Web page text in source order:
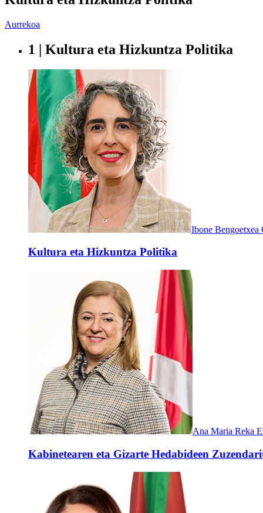
Aurrekoa
1 | Kultura eta Hizkuntza Politika
Ibone Bengoetxea
Kultura eta Hizkuntza Politika
Ana Maria Reka
Kabinetearen eta Gizarte Hedabideen